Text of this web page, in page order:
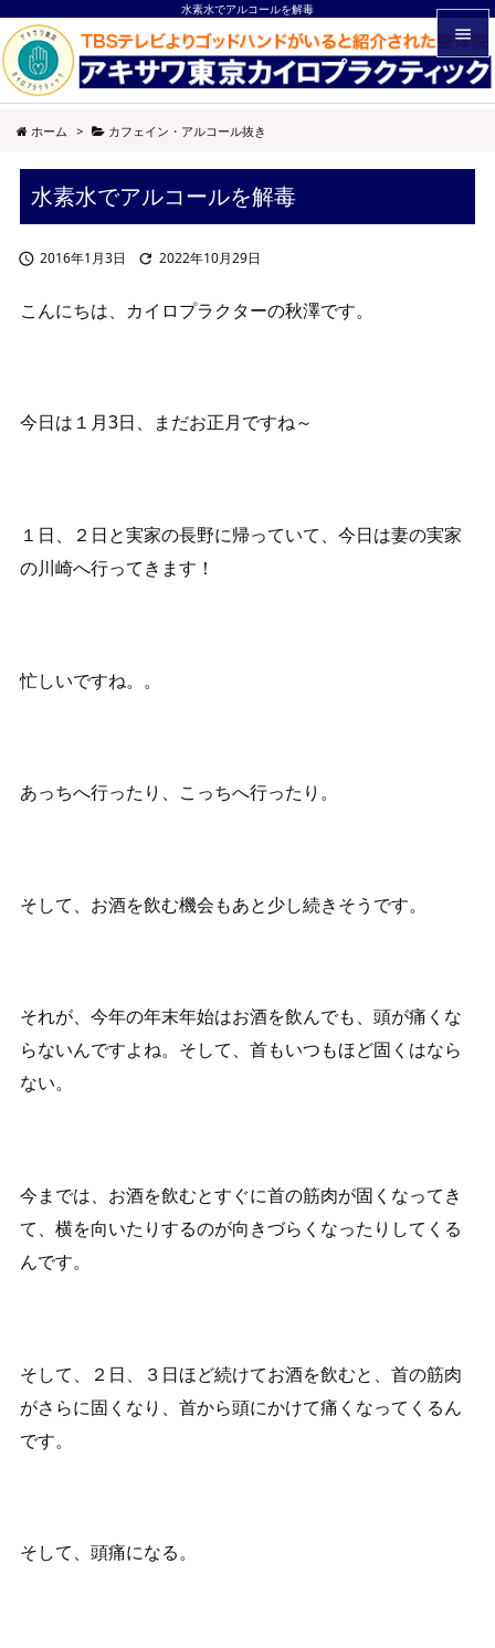
水素水でアルコールを解毒


メニュ
ホーム > カフェイン・アルコール抜き
水素水でアルコールを解毒
 2016年1月3日  2022年10月29日
こんにちは、カイロプラクターの秋澤です。
今日は１月3日、まだお正月ですね～
１日、２日と実家の長野に帰っていて、今日は妻の実家
の川崎へ行ってきます！
忙しいですね。。
あっちへ行ったり、こっちへ行ったり。
そして、お酒を飲む機会もあと少し続きそうです。
それが、今年の年末年始はお酒を飲んでも、頭が痛くな
らないんですよね。そして、首もいつもほど固くはなら
ない。
今までは、お酒を飲むとすぐに首の筋肉が固くなってき
て、横を向いたりするのが向きづらくなったりしてくる
んです。
そして、２日、３日ほど続けてお酒を飲むと、首の筋肉
がさらに固くなり、首から頭にかけて痛くなってくるん
です。
そして、頭痛になる。